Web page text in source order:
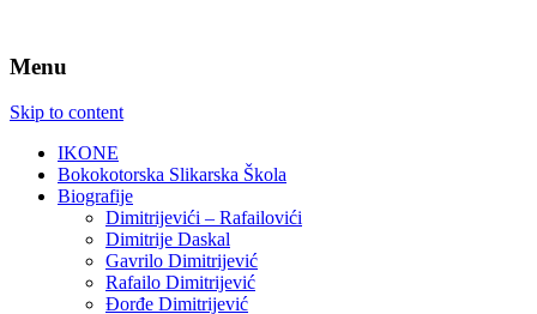
Menu
Skip to content
IKONE
Bokokotorska Slikarska Škola
Biografije
Dimitrijevići – Rafailovići
Dimitrije Daskal
Gavrilo Dimitrijević
Rafailo Dimitrijević
Đorđe Dimitrijević